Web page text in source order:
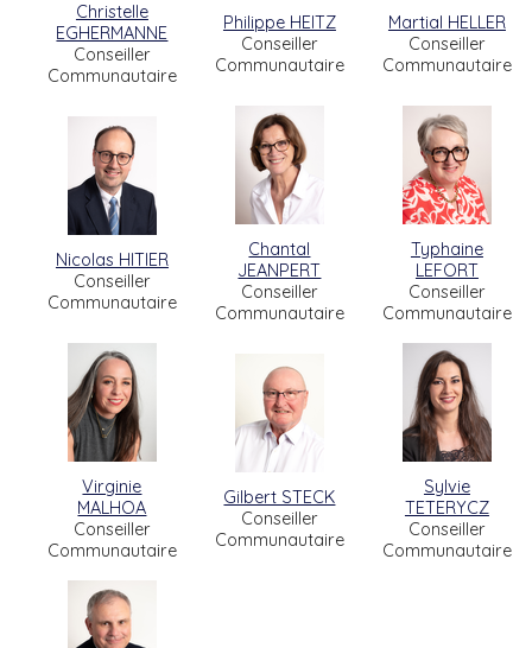
Christelle
EGHERMANNE
Conseiller
Communautaire
Philippe HEITZ
Conseiller
Communautaire
Martial HELLER
Conseiller
Communautaire
Nicolas HITIER
Conseiller
Communautaire
Chantal
JEANPERT
Conseiller
Communautaire
Typhaine
LEFORT
Conseiller
Communautaire
Virginie
MALHOA
Conseiller
Communautaire
Gilbert STECK
Conseiller
Communautaire
Sylvie
TETERYCZ
Conseiller
Communautaire